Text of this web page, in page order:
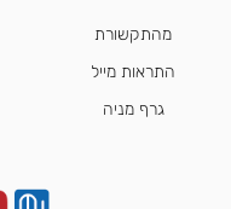
מהתקשורת
התראות מייל
גרף מניה